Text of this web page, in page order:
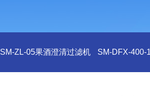
SM-ZL-05果酒澄清过滤机 SM-DFX-400-